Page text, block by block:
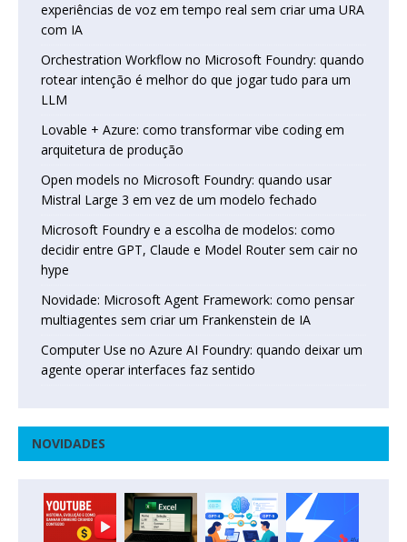
experiências de voz em tempo real sem criar uma URA
com IA
Orchestration Workflow no Microsoft Foundry: quando
rotear intenção é melhor do que jogar tudo para um
LLM
Lovable + Azure: como transformar vibe coding em
arquitetura de produção
Open models no Microsoft Foundry: quando usar
Mistral Large 3 em vez de um modelo fechado
Microsoft Foundry e a escolha de modelos: como
decidir entre GPT, Claude e Model Router sem cair no
hype
Novidade: Microsoft Agent Framework: como pensar
multiagentes sem criar um Frankenstein de IA
Computer Use no Azure AI Foundry: quando deixar um
agente operar interfaces faz sentido
NOVIDADES